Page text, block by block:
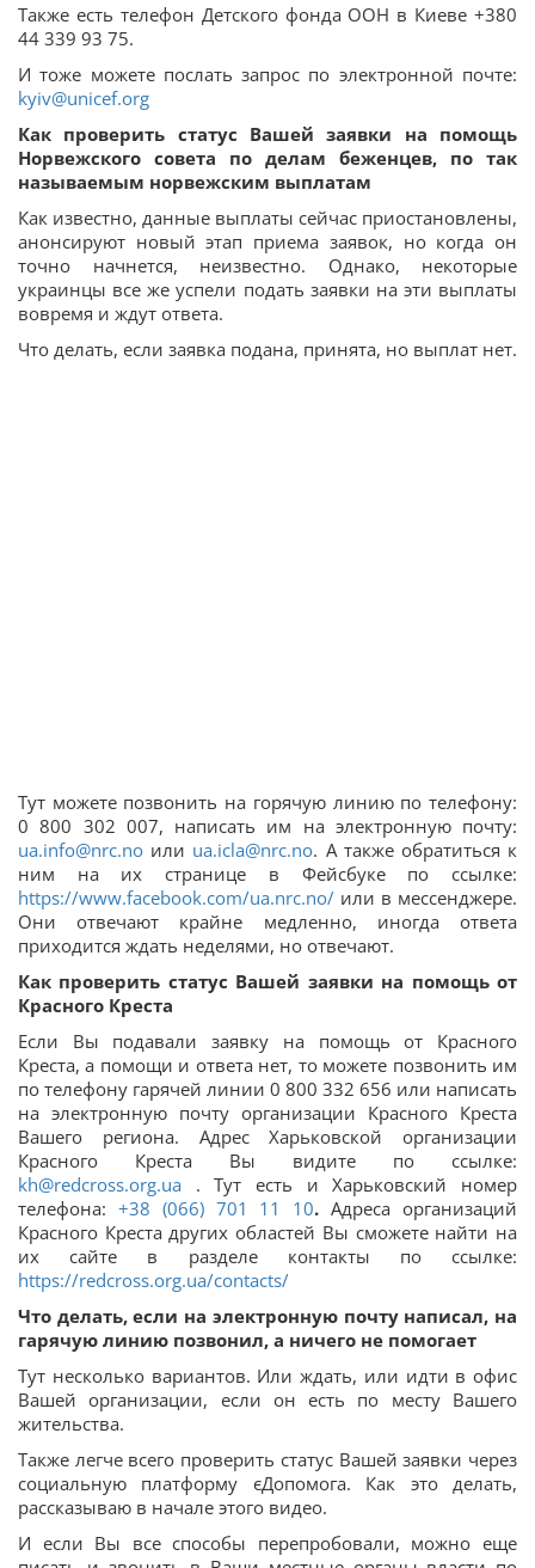
Также есть телефон Детского фонда ООН в Киеве +380
44 339 93 75.
И тоже можете послать запрос по электронной почте:
kyiv@unicef.org
Как проверить статус Вашей заявки на помощь
Норвежского совета по делам беженцев, по так
называемым норвежским выплатам
Как известно, данные выплаты сейчас приостановлены,
анонсируют новый этап приема заявок, но когда он
точно начнется, неизвестно. Однако, некоторые
украинцы все же успели подать заявки на эти выплаты
вовремя и ждут ответа.
Что делать, если заявка подана, принята, но выплат нет.
Тут можете позвонить на горячую линию по телефону:
0 800 302 007, написать им на электронную почту:
ua.info@nrc.no или ua.icla@nrc.no. А также обратиться к
ним на их странице в Фейсбуке по ссылке:
https://www.facebook.com/ua.nrc.no/ или в мессенджере.
Они отвечают крайне медленно, иногда ответа
приходится ждать неделями, но отвечают.
Как проверить статус Вашей заявки на помощь от
Красного Креста
Если Вы подавали заявку на помощь от Красного
Креста, а помощи и ответа нет, то можете позвонить им
по телефону гарячей линии 0 800 332 656 или написать
на электронную почту организации Красного Креста
Вашего региона. Адрес Харьковской организации
Красного Креста Вы видите по ссылке:
kh@redcross.org.ua . Тут есть и Харьковский номер
телефона: +38 (066) 701 11 10.Адреса организаций
Красного Креста других областей Вы сможете найти на
их сайте в разделе контакты по ссылке:
https://redcross.org.ua/contacts/
Что делать, если на электронную почту написал, на
гарячую линию позвонил, а ничего не помогает
Тут несколько вариантов. Или ждать, или идти в офис
Вашей организации, если он есть по месту Вашего
жительства.
Также легче всего проверить статус Вашей заявки через
социальную платформу єДопомога. Как это делать,
рассказываю в начале этого видео.
И если Вы все способы перепробовали, можно еще